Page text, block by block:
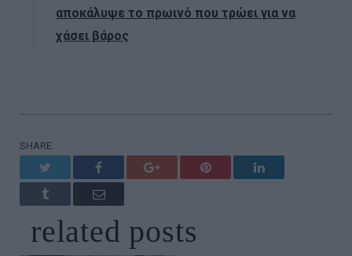
αποκάλυψε το πρωινό που τρώει για να
χάσει βάρος
SHARE.
Facebook Google+ Pinterest LinkedIn
Tumblr Email
related posts